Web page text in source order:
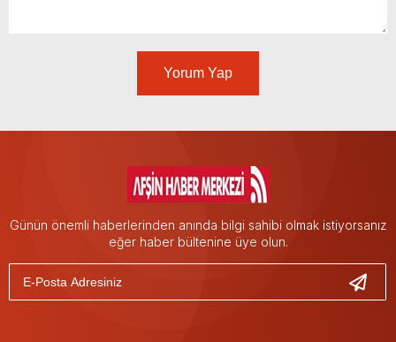
Yorum Yap
Günün önemli haberlerinden anında bilgi sahibi olmak istiyorsanız
eğer haber bültenine üye olun.